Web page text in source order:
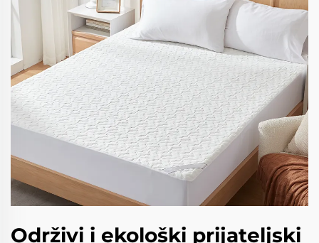
Održivi i ekološki prijateljski